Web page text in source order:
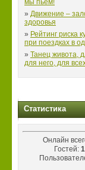
мы пьем!
» Движение –
здоровья
» Рейтинг риска
при поездках в
» Танец живота,
для него, для
Статистика
Онлайн
Гостей: 1